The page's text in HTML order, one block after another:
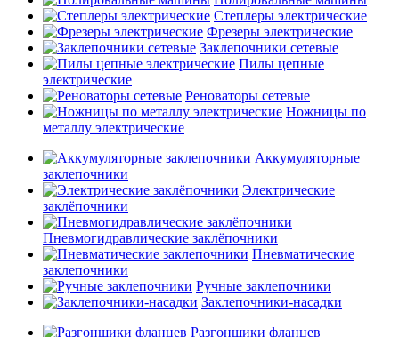
Степлеры электрические
Фрезеры электрические
Заклепочники сетевые
Пилы цепные
электрические
Реноваторы сетевые
Ножницы по
металлу электрические
Аккумуляторные
заклепочники
Электрические
заклёпочники
Пневмогидравлические заклёпочники
Пневматические
заклепочники
Ручные заклепочники
Заклепочники-насадки
Разгонщики фланцев